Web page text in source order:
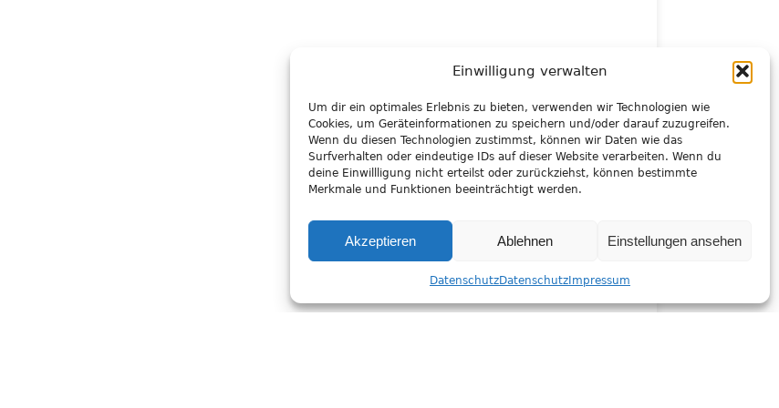
Einwilligung verwalten
Um dir ein optimales Erlebnis zu bieten, verwenden wir Technologien wie
Cookies, um Geräteinformationen zu speichern und/oder darauf zuzugreifen.
Wenn du diesen Technologien zustimmst, können wir Daten wie das
Surfverhalten oder eindeutige IDs auf dieser Website verarbeiten. Wenn du
deine Einwillligung nicht erteilst oder zurückziehst, können bestimmte
Merkmale und Funktionen beeinträchtigt werden.
Akzeptieren Ablehnen Einstellungen ansehen
DatenschutzDatenschutzImpressum